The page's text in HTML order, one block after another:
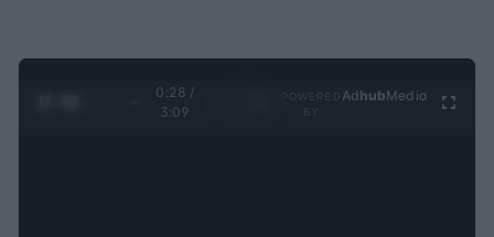
0:29 /
3:09
Ad hubMedia